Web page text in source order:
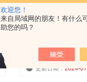
欢迎您！
来自局域网的朋友！有什么
助您的吗？
C-40轨道是一种理想
两种。该系统对环境
合均能正常工作。
更新日期： 2024-07-